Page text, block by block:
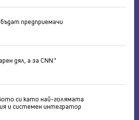
предприемачи
дял, а за CNN."
си като най-голямата
и системен интегратор